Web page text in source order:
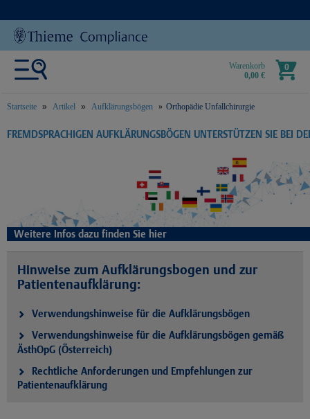
Warenkorb
0,00 €
0
Startseite Artikel Aufklärungsbögen Orthopädie Unfallchirurgie
text.skipToContent
text.skipToNavigation
FREMDSPRACHIGEN AUFKLÄRUNGSBÖGEN UNTERSTÜTZEN SIE BEI
Weitere Infos dazu finden Sie hier
Hinweise zum Aufklärungsbogen und zur
Patientenaufklärung:
Verwendungshinweise für die Aufklärungsbögen
Verwendungshinweise für die Aufklärungsbögen gemäß
ÄsthOpG (Österreich)
Rechtliche Anforderungen und Empfehlungen zur
Patientenaufklärung